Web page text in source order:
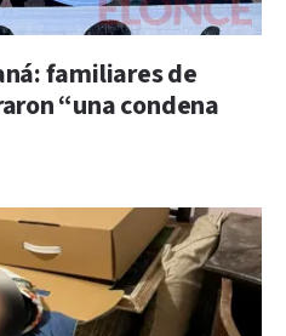
familiares de
“una condena